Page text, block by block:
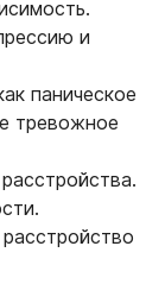
и
паническое
тревожное